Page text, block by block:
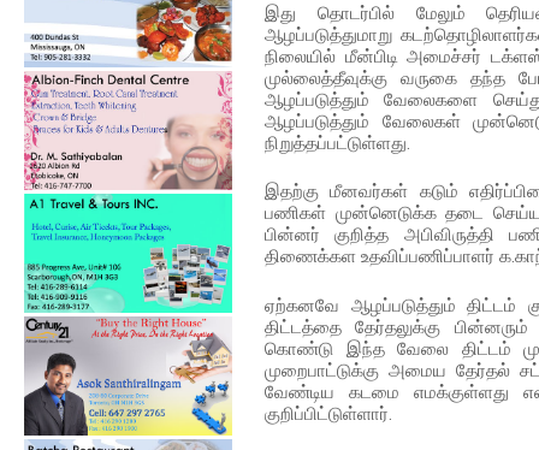
இது தொடர்பில் மேலும்
ஆழப்படுத்துமாறு
நிலையில் மீன்பிடி அமைச்சர்
முல்லைத்தீவுக்கு வருகை தந்த
ஆழப்படுத்தும் வேலைகளை
ஆழப்படுத்தும் வேலைகள்
நிறுத்தப்பட்டுள்ளது.
இதற்கு மீனவர்கள் கடும்
பணிகள் முன்னெடுக்க தடை
பின்னர் குறித்த அபிவிருத்தி
திணைக்கள உதவிப்பணிப்பாளர்
ஏற்கனவே ஆழப்படுத்தும் திட்டம்
திட்டத்தை தேர்தலுக்கு
கொண்டு இந்த வேலை திட்டம்
முறைபாட்டுக்கு அமைய தேர்தல்
வேண்டிய கடமை எமக்குள்ளது
குறிப்பிட்டுள்ளார்.